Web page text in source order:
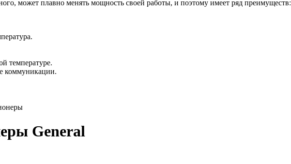
может плавно менять мощность своей работы, и поэтому имеет ряд преимуществ:
температуре.
коммуникации.
General